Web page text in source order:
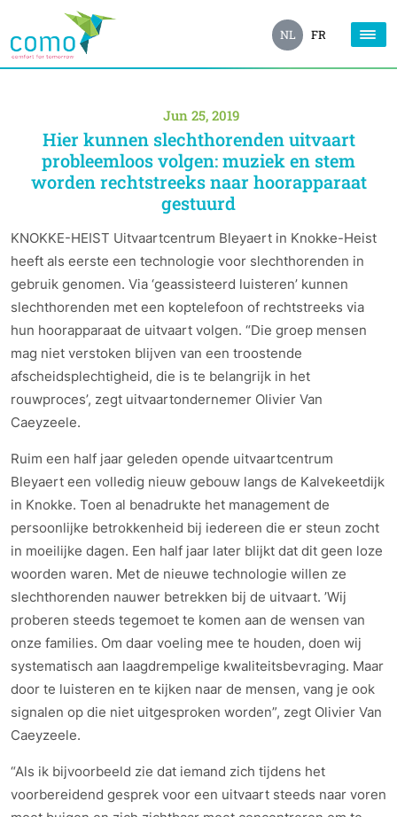
NL FR
Jun 25, 2019
Hier kunnen slechthorenden uitvaart
probleemloos volgen: muziek en stem
worden rechtstreeks naar hoorapparaat
gestuurd
KNOKKE-HEIST Uitvaartcentrum Bleyaert in Knokke-Heist
heeft als eerste een technologie voor slechthorenden in
gebruik genomen. Via ‘geassisteerd luisteren’ kunnen
slechthorenden met een koptelefoon of rechtstreeks via
hun hoorapparaat de uitvaart volgen. “Die groep mensen
mag niet verstoken blijven van een troostende
afscheidsplechtigheid, die is te belangrijk in het
rouwproces’, zegt uitvaartondernemer Olivier Van
Caeyzeele.
Ruim een half jaar geleden opende uitvaartcentrum
Bleyaert een volledig nieuw gebouw langs de Kalvekeetdijk
in Knokke. Toen al benadrukte het management de
persoonlijke betrokkenheid bij iedereen die er steun zocht
in moeilijke dagen. Een half jaar later blijkt dat dit geen loze
woorden waren. Met de nieuwe technologie willen ze
slechthorenden nauwer betrekken bij de uitvaart. ’Wij
proberen steeds tegemoet te komen aan de wensen van
onze families. Om daar voeling mee te houden, doen wij
systematisch aan laagdrempelige kwaliteitsbevraging. Maar
door te luisteren en te kijken naar de mensen, vang je ook
signalen op die niet uitgesproken worden”, zegt Olivier Van
Caeyzeele.
“Als ik bijvoorbeeld zie dat iemand zich tijdens het
voorbereidend gesprek voor een uitvaart steeds naar voren